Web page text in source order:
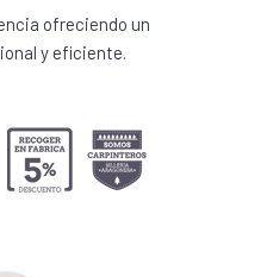
ofreciendo un
y eficiente.